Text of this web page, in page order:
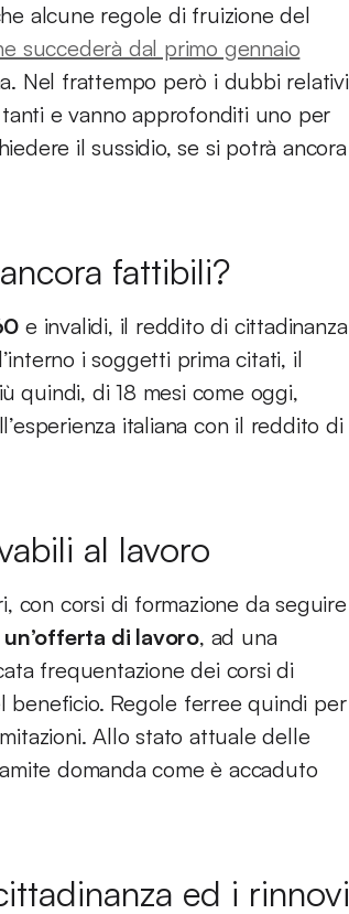
alcune regole di fruizione del
succederà dal primo gennaio
Nel frattempo però i dubbi relativi
e vanno approfonditi uno per
il sussidio, se si potrà ancora
fattibili?
e invalidi, il reddito di cittadinanza
i soggetti prima citati, il
quindi, di 18 mesi come oggi,
italiana con il reddito di
al lavoro
con corsi di formazione da seguire
di lavoro, ad una
frequentazione dei corsi di
beneficio. Regole ferree quindi per
Allo stato attuale delle
domanda come è accaduto
ed i rinnovi